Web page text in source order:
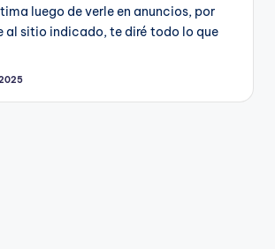
luego de verle en anuncios, por
al sitio indicado, te diré todo lo que